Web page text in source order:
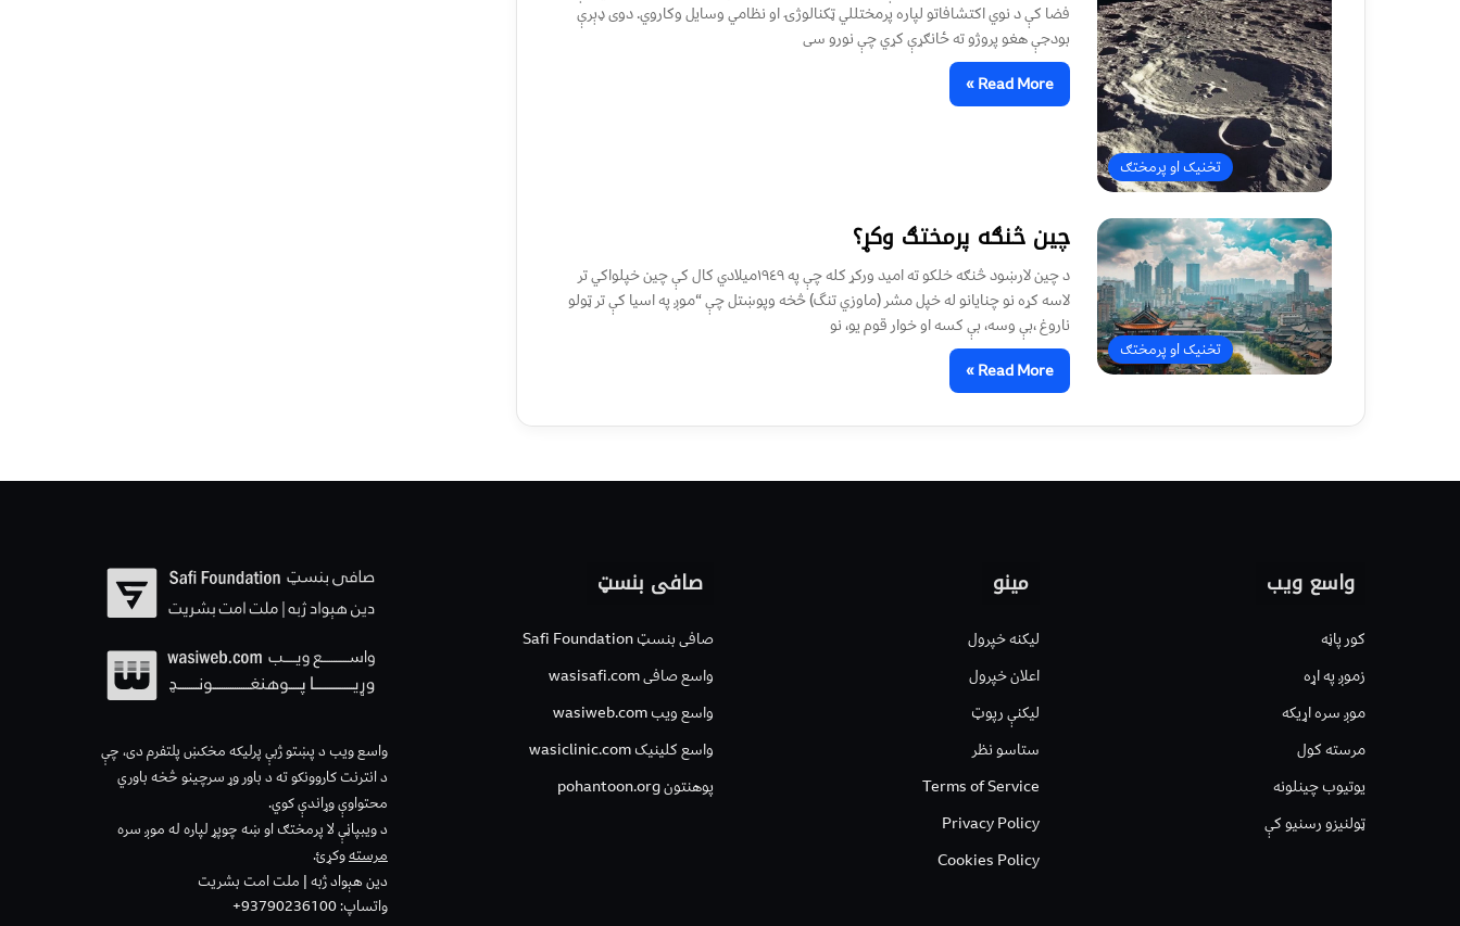
تخنیک او پرمختګ
فضا کې د نوي اکتشافاتو لپاره پرمختللي ټکنالوژۍ او نظامي وسایل وکاروي. دوی ډېرې
بودجې هغو پروژو ته ځانګړې کړي چې نورو سی
Read More »
تخنیک او پرمختګ
چين څنګه پرمختګ وکړ؟
د چین لارښود څنګه خلکو ته اميد ورکړ کله چې په ١٩٤٩ميلادي کال کې چین خپلواکي تر
لاسه کړه نو چنايانو له خپل مشر (ماوزي تنگ) څخه وپوښتل چې “موږ په اسيا کې تر ټولو
ناروغ ،بې وسه، بې کسه او خوار قوم يو، نو
Read More »
واسع ویب
کور پاڼه
زموږ په اړه
موږ سره اړیکه
مرسته کول
یوتیوب چینلونه
ټولنیزو رسنیو کې
مینو
لیکنه خپرول
اعلان خپرول
لیکنې رپوټ
ستاسو نظر
Terms of Service
Privacy Policy
Cookies Policy
صافی بنسټ
صافی بنسټ Safi Foundation
واسع صافی wasisafi.com
واسع ویب wasiweb.com
واسع کلینیک wasiclinic.com
پوهنتون pohantoon.org
واسع ویب د پښتو ژبې پرلیکه مخکښ پلتفرم دی، چې
د انترنت کاروونکو ته د باور وړ سرچینو څخه باوري
محتواوې وړاندې کوي.
د ویبپاڼې لا پرمختګ او ښه چوپړ لپاره له موږ سره
مرستهوکړئ.
دین هېواد ژبه | ملت امت بشریت
واتساپ: 93790236100+